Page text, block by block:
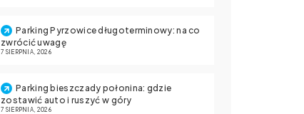
Parking Pyrzowice długoterminowy: na co
zwrócić uwagę
7 SIERPNIA, 2026
Parking bieszczady połonina: gdzie
zostawić auto i ruszyć w góry
7 SIERPNIA, 2026